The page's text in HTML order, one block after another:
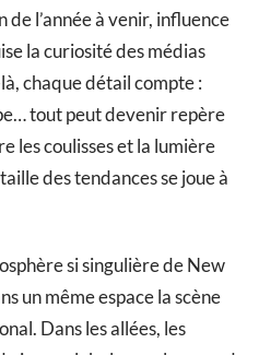
de l’année à venir, influence
la curiosité des médias
chaque détail compte :
tout peut devenir repère
les coulisses et la lumière
des tendances se joue à
si singulière de New
un même espace la scène
Dans les allées, les